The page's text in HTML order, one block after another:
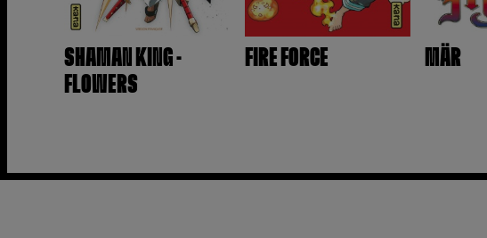
SHAMAN KING -
FLOWERS
FIRE FORCE MÄR